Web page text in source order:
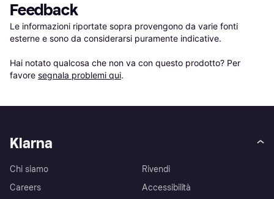
Feedback
Le informazioni riportate sopra provengono da varie fonti
esterne e sono da considerarsi puramente indicative.
Hai notato qualcosa che non va con questo prodotto? Per
favore segnala problemi qui.
Klarna
Chi siamo
Careers
Rivendi
Accessibilità